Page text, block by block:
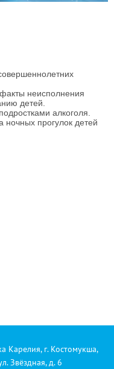
неисполнения
детей.
алкоголя.
ночных прогулок детей
Карелия, г. Костомукша,
Звёздная, д. 6